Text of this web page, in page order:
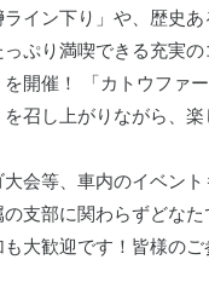
イン下り」や、歴史
ぷり満喫できる充実
開催！ 「カトウファ
を召し上がりながら、
会等、車内のイベン
支部に関わらずどな
大歓迎です！皆様の